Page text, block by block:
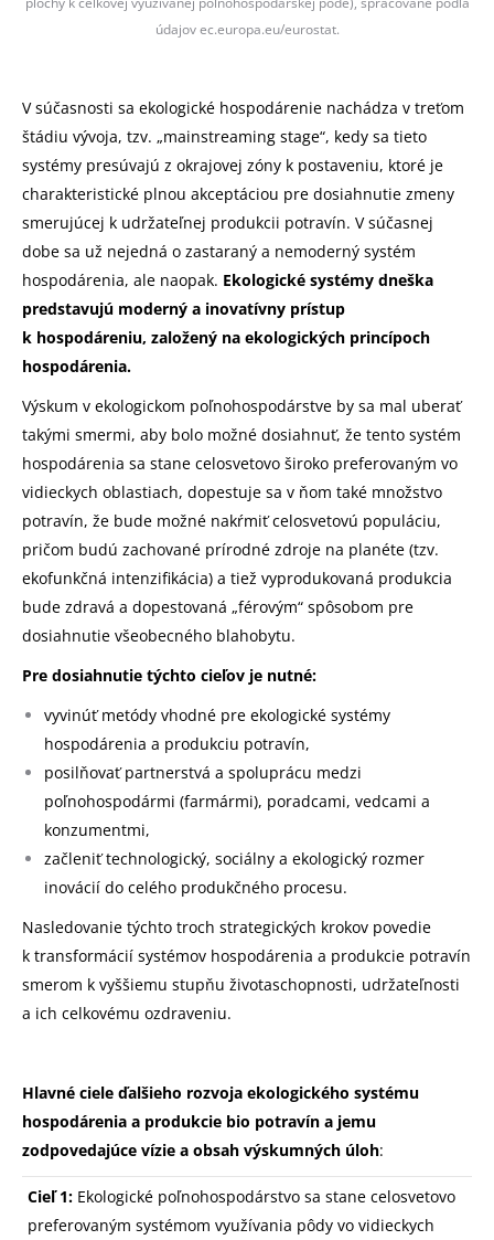
údajov ec.europa.eu/eurostat.
V súčasnosti sa ekologické hospodárenie nachádza v treťom
štádiu vývoja, tzv. „mainstreaming stage“, kedy sa tieto
systémy presúvajú z okrajovej zóny k postaveniu, ktoré je
charakteristické plnou akceptáciou pre dosiahnutie zmeny
smerujúcej k udržateľnej produkcii potravín. V súčasnej
dobe sa už nejedná o zastaraný a nemoderný systém
hospodárenia, ale naopak. Ekologické systémy dneška
predstavujú moderný a inovatívny prístup
k hospodáreniu, založený na ekologických princípoch
hospodárenia.
Výskum v ekologickom poľnohospodárstve by sa mal uberať
takými smermi, aby bolo možné dosiahnuť, že tento systém
hospodárenia sa stane celosvetovo široko preferovaným vo
vidieckych oblastiach, dopestuje sa v ňom také množstvo
potravín, že bude možné nakŕmiť celosvetovú populáciu,
pričom budú zachované prírodné zdroje na planéte (tzv.
ekofunkčná intenzifikácia) a tiež vyprodukovaná produkcia
bude zdravá a dopestovaná „férovým“ spôsobom pre
dosiahnutie všeobecného blahobytu.
Pre dosiahnutie týchto cieľov je nutné:
vyvinúť metódy vhodné pre ekologické systémy
hospodárenia a produkciu potravín,
posilňovať partnerstvá a spoluprácu medzi
poľnohospodármi (farmármi), poradcami, vedcami a
konzumentmi,
začleniť technologický, sociálny a ekologický rozmer
inovácií do celého produkčného procesu.
Nasledovanie týchto troch strategických krokov povedie
k transformácií systémov hospodárenia a produkcie potravín
smerom k vyššiemu stupňu životaschopnosti, udržateľnosti
a ich celkovému ozdraveniu.
Hlavné ciele ďalšieho rozvoja ekologického systému
hospodárenia a produkcie bio potravín a jemu
zodpovedajúce vízie a obsah výskumných úloh:
Cieľ 1: Ekologické poľnohospodárstvo sa stane celosvetovo
preferovaným systémom využívania pôdy vo vidieckych